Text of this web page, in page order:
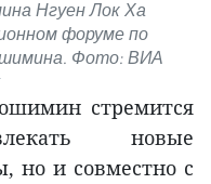
Нгуен Лок Ха
форуме по
Фото: ВИА
стремится
новые
но и совместно с